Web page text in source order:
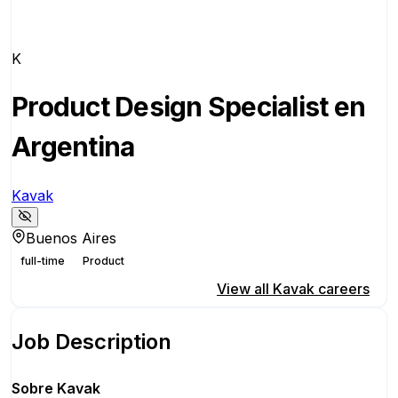
K
Product Design Specialist en
Argentina
Kavak
Buenos Aires
full-time Product
View all Kavak careers
Job Description
Sobre Kavak